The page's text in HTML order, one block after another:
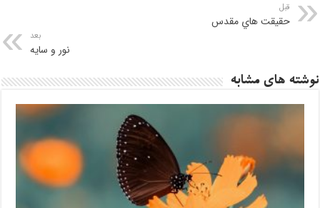
قبل
حقيقت هاي مقدس
بعد
نور و سایه
نوشته های مشابه